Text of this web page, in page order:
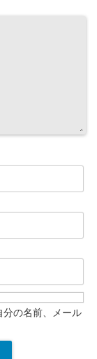
分の名前、メール